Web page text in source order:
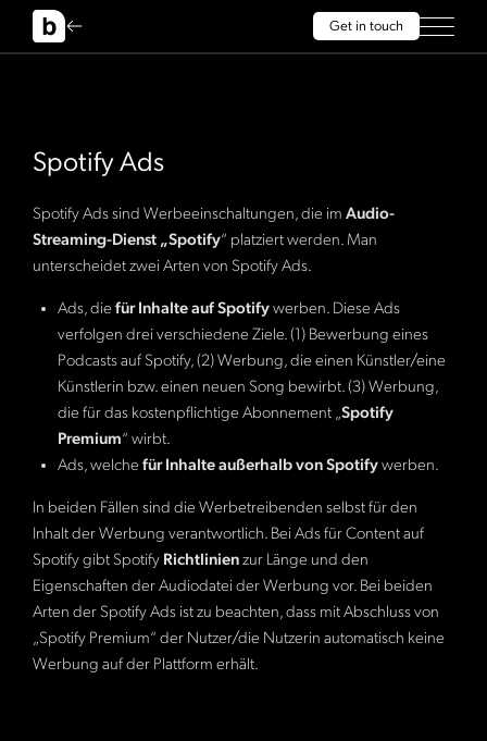
Get in touch
Spotify Ads
Spotify Ads sind Werbeeinschaltungen, die im Audio-
Streaming-Dienst „Spotify“ platziert werden. Man
unterscheidet zwei Arten von Spotify Ads.
Ads, die für Inhalte auf Spotifywerben. Diese Ads
verfolgen drei verschiedene Ziele. (1) Bewerbung eines
Podcasts auf Spotify, (2) Werbung, die einen Künstler/eine
Künstlerin bzw. einen neuen Song bewirbt. (3) Werbung,
die für das kostenpflichtige Abonnement „Spotify
Premium“ wirbt.
Ads, welche für Inhalte außerhalb von Spotifywerben.
In beiden Fällen sind die Werbetreibenden selbst für den
Inhalt der Werbung verantwortlich. Bei Ads für Content auf
Spotify gibt Spotify Richtlinienzur Länge und den
Eigenschaften der Audiodatei der Werbung vor. Bei beiden
Arten der Spotify Ads ist zu beachten, dass mit Abschluss von
„Spotify Premium“ der Nutzer/die Nutzerin automatisch keine
Werbung auf der Plattform erhält.